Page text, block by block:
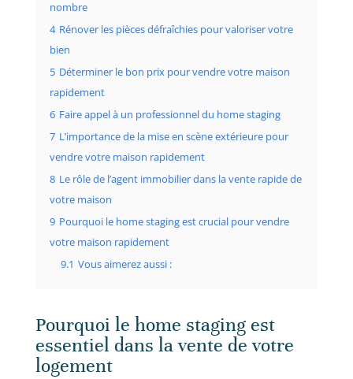
nombre
4 Rénover les pièces défraîchies pour valoriser votre
bien
5 Déterminer le bon prix pour vendre votre maison
rapidement
6 Faire appel à un professionnel du home staging
7 L’importance de la mise en scène extérieure pour
vendre votre maison rapidement
8 Le rôle de l’agent immobilier dans la vente rapide de
votre maison
9 Pourquoi le home staging est crucial pour vendre
votre maison rapidement
9.1 Vous aimerez aussi :
Pourquoi le home staging est
essentiel dans la vente de votre
logement